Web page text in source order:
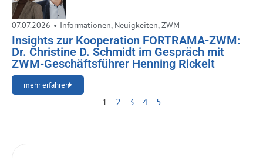
07.07.2026 • Informationen, Neuigkeiten,ZWM
Insights zur Kooperation FORTRAMA-ZWM:
Dr. Christine D. Schmidt im Gespräch mit
ZWM-Geschäftsführer Henning Rickelt
mehr erfahren
1 2 3 4 5